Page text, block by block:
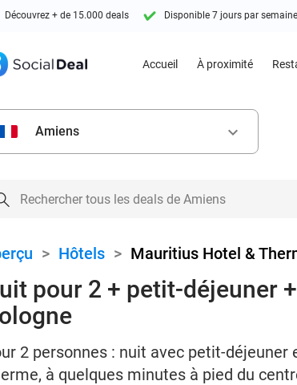
Découvrez + de 15.000 deals Disponible 7 jours par semaine
Accueil À proximité
Amiens keyboard_arrow_down
> Hôtels > Mauritius Hotel &
pour 2 + petit-déjeuner
2 personnes : nuit avec petit-
à quelques minutes à pied du